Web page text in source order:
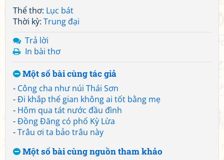
Thể thơ: Lục bát
Thời kỳ: Trung đại
Trả lời
In bài thơ
Một số bài cùng tác giả
- Công cha như núi Thái Sơn
-Đi khắp thế gian không ai tốt bằng mẹ
- Hôm qua tát nước đầu đình
-Đồng Đăng có phố Kỳ Lừa
-Trâu ơi ta bảo trâu này
Một số bài cùng nguồn tham khảo